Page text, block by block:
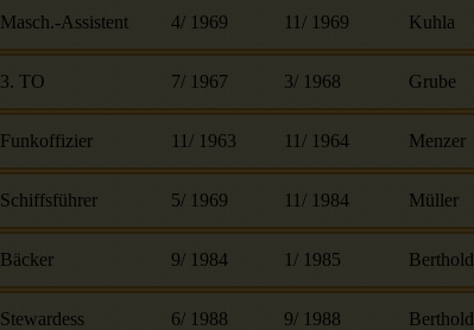
Masch.-Assistent 4/ 1969 11 / 1969 Kuhla
3. TO 7/ 1967 3/ 1968 Grube
Funkoffizier 11/ 1963 11 / 1964 Menzer
Schiffsführer 5/ 1969 11 / 1984 Müller
Bäcker 9/ 1984 1/ 1985 Berthold
Stewardess 6/ 1988 9/ 1988 Berthold